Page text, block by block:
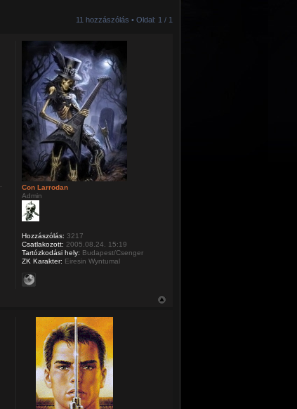
11 hozzászólás • Oldal: 1 / 1
Con Larrodan
Admin
Hozzászólás: 3217
Csatlakozott: 2005.08.24. 15:19
Tartózkodási hely: Budapest/Csenger
ZK Karakter: Eiresin Wyntumal